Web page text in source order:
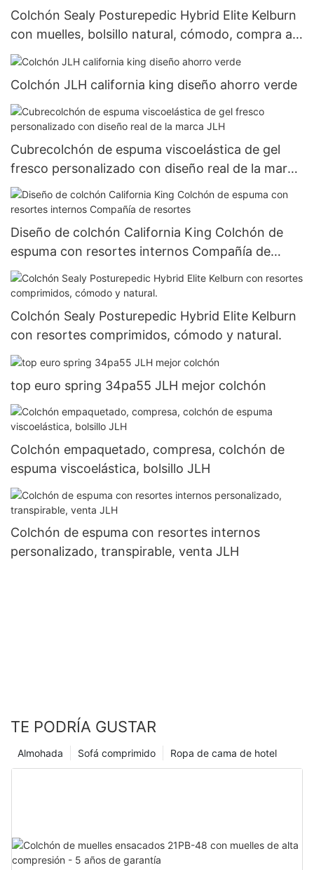
Colchón Sealy Posturepedic Hybrid Elite Kelburn
con muelles, bolsillo natural, cómodo, compra al
por mayor
Colchón JLH california king diseño ahorro verde
Cubrecolchón de espuma viscoelástica de gel
fresco personalizado con diseño real de la marca
JLH
Diseño de colchón California King Colchón de
espuma con resortes internos Compañía de
resortes
Colchón Sealy Posturepedic Hybrid Elite Kelburn
con resortes comprimidos, cómodo y natural.
top euro spring 34pa55 JLH mejor colchón
Colchón empaquetado, compresa, colchón de
espuma viscoelástica, bolsillo JLH
Colchón de espuma con resortes internos
personalizado, transpirable, venta JLH
TE PODRÍA GUSTAR
Ropa de cama de hotel
Sofá comprimido
Almohada